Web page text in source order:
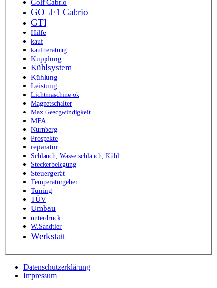
Golf Cabrio
GOLF1 Cabrio
GTI
Hilfe
kauf
kaufberatung
Kupplung
Kühlsystem
Kühlung
Leistung
Lichtmaschine ok
Magnetschalter
Max Gescgwindigkeit
MFA
Nürnberg
Prospekte
reparatur
Schlauch, Wasserschlauch, Kühl
Steckerbelegung
Steuergerät
Temperaturgeber
Tuning
TÜV
Umbau
unterdruck
W.Sandtler
Werkstatt
Datenschutzerklärung
Impressum